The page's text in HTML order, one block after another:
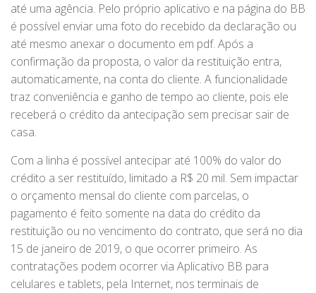
até uma agência. Pelo próprio aplicativo e na página do BB
é possível enviar uma foto do recebido da declaração ou
até mesmo anexar o documento em pdf. Após a
confirmação da proposta, o valor da restituição entra,
automaticamente, na conta do cliente. A funcionalidade
traz conveniência e ganho de tempo ao cliente, pois ele
receberá o crédito da antecipação sem precisar sair de
casa.
Com a linha é possível antecipar até 100% do valor do
crédito a ser restituído, limitado a R$ 20 mil. Sem impactar
o orçamento mensal do cliente com parcelas, o
pagamento é feito somente na data do crédito da
restituição ou no vencimento do contrato, que será no dia
15 de janeiro de 2019, o que ocorrer primeiro. As
contratações podem ocorrer via Aplicativo BB para
celulares e tablets, pela Internet, nos terminais de